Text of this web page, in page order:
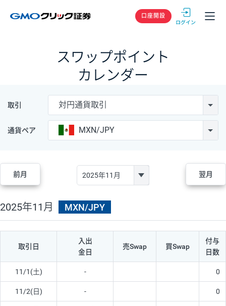
GMOクリック
口座開設
スワップポイント
カレンダー
取引 対円通貨取引
通貨ペア MXN/JPY
前月 翌月
2025年11月 MXN/JPY
取引日
入出
金日
売Swap 買Swap
付与
日数
11/1(土) - 0
11/2(日) - 0